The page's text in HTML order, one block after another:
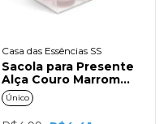
Casa das Essências SS
Sacola para Presente
Alça Couro Marrom
14X16X7
Único